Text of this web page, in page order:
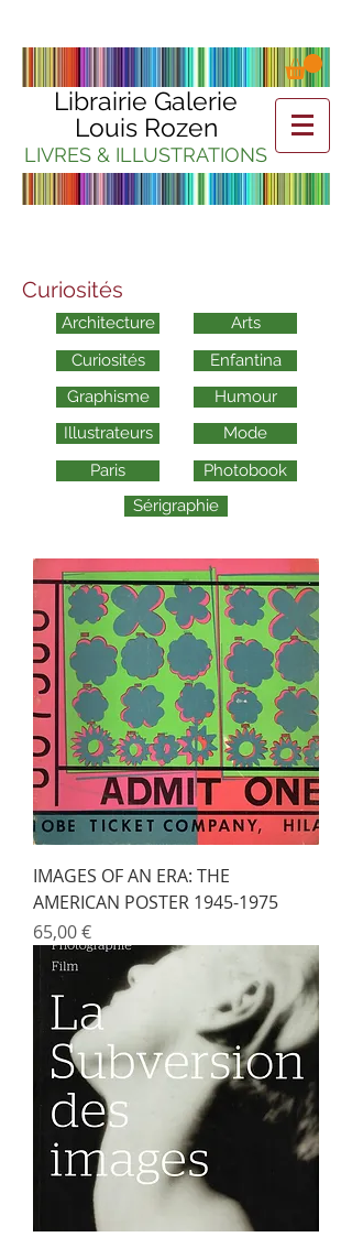
Librairie Galerie
Louis Rozen
LIVRES & ILLUSTRATIONS
Curiosités
Architecture
Curiosités
Graphisme
Illustrateurs
Paris
Arts
Enfantina
Humour
Mode
Photobook
Sérigraphie
IMAGES OF AN ERA: THE
AMERICAN POSTER 1945-1975
Prix
65,00 €